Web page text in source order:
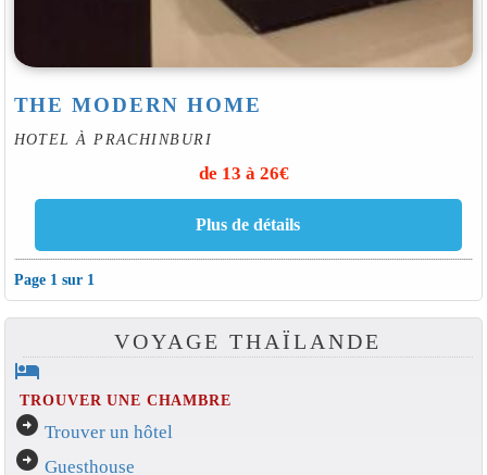
THE MODERN HOME
HOTEL À PRACHINBURI
de 13 à 26€
Page 1 sur 1
VOYAGE THAÏLANDE
hotel
TROUVER UNE CHAMBRE
arrow_circle_right Trouver un hôtel
arrow_circle_right Guesthouse